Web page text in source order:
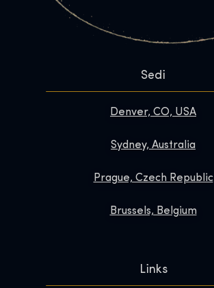
Sedi
Denver, CO, USA
Sydney, Australia
Prague, Czech Republic
Brussels, Belgium
Links